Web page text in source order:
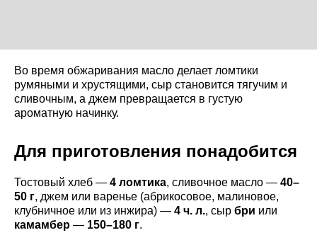
Во время обжаривания масло делает ломтики
румяными и хрустящими, сыр становится тягучим и
сливочным, а джем превращается в густую
ароматную начинку.
Для приготовления понадобится
Тостовый хлеб — 4 ломтика, сливочное масло — 40–
50 г, джем или варенье (абрикосовое, малиновое,
клубничное или из инжира) — 4 ч. л., сыр бри или
камамбер — 150–180 г.